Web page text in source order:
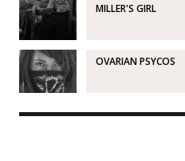
MILLER'S GIRL
OVARIAN PSYCOS